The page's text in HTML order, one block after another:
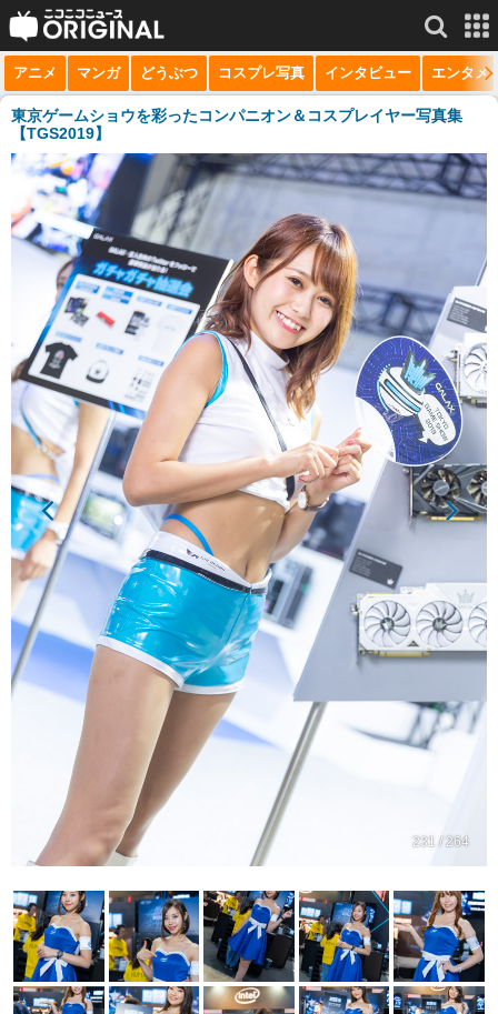
サービス一覧 もっと見る
niconico
動画
生放送
ニュース
チャンネル
マンガ
ニコニコQ
アニメ マンガ どうぶつ コスプレ写真 インタビュー エンタメ
東京ゲームショウを彩ったコンパニオン＆コスプレイヤー写真集
【TGS2019】
231 / 264